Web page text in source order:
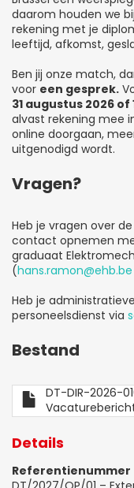
daarom houden we
rekening met je
leeftijd, afkomst,
Ben jij onze match,
voor een gesprek.
31 augustus 2026
alvast rekening mee
online doorgaan,
uitgenodigd wordt.
Vragen?
Heb je vragen over
contact opnemen
graduaat
(hans.ramon@ehb.be
Heb je
personeelsdienst via
Bestand
DT-DIR-2026-
Details
Referentienummer